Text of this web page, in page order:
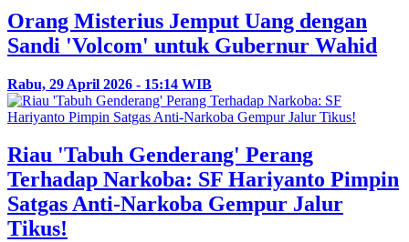
Orang Misterius Jemput Uang dengan
Sandi 'Volcom' untuk Gubernur Wahid
Rabu, 29 April 2026 - 15:14 WIB
Riau 'Tabuh Genderang' Perang
Terhadap Narkoba: SF Hariyanto Pimpin
Satgas Anti-Narkoba Gempur Jalur
Tikus!